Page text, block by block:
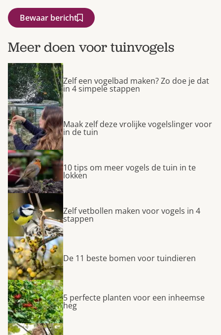
Bewaar bericht
Meer doen voor tuinvogels
Zelf een vogelbad maken? Zo doe je dat
in 4 simpele stappen
Maak zelf deze vrolijke vogelslinger voor
in de tuin
10 tips om meer vogels de tuin in te
lokken
Zelf vetbollen maken voor vogels in 4
stappen
De 11 beste bomen voor tuindieren
5 perfecte planten voor een inheemse
heg